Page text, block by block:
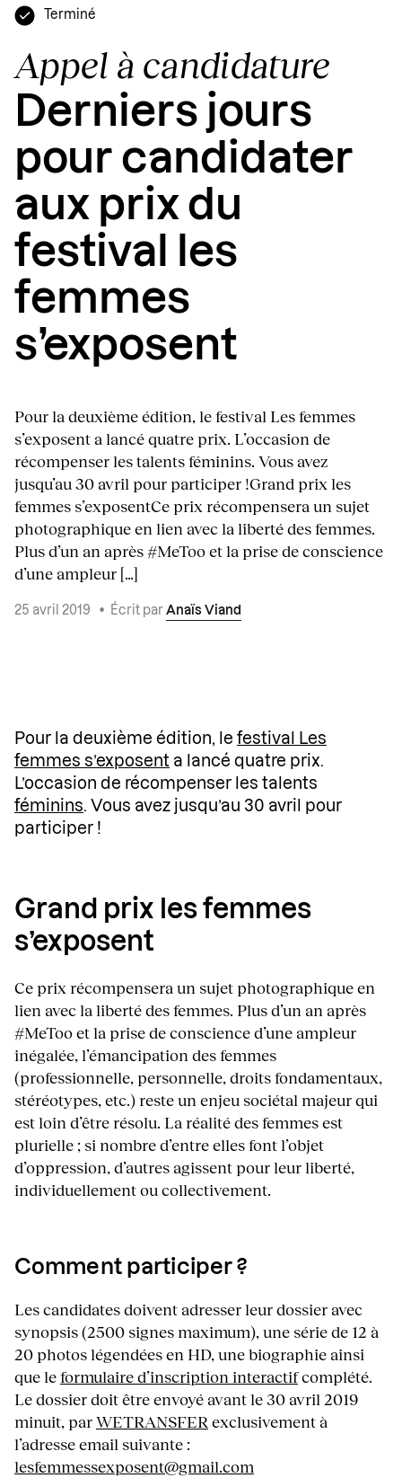
Terminé
Appel à candidature
Derniers jours
pour candidater
aux prix du
festival les
femmes
s’exposent
Pour la deuxième édition, le festival Les femmes
s’exposent a lancé quatre prix. L’occasion de
récompenser les talents féminins. Vous avez
jusqu’au 30 avril pour participer !Grand prix les
femmes s’exposentCe prix récompensera un sujet
photographique en lien avec la liberté des femmes.
Plus d’un an après #MeToo et la prise de conscience
d’une ampleur […]
25 avril 2019 • Écrit par Anaïs Viand
Pour la deuxième édition, le festival Les
femmes s’exposent a lancé quatre prix.
L’occasion de récompenser les talents
féminins. Vous avez jusqu’au 30 avril pour
participer !
Grand prix les femmes
s’exposent
Ce prix récompensera un sujet photographique en
lien avec la liberté des femmes. Plus d’un an après
#MeToo et la prise de conscience d’une ampleur
inégalée, l’émancipation des femmes
(professionnelle, personnelle, droits fondamentaux,
stéréotypes, etc.) reste un enjeu sociétal majeur qui
est loin d’être résolu. La réalité des femmes est
plurielle ; si nombre d’entre elles font l’objet
d’oppression, d’autres agissent pour leur liberté,
individuellement ou collectivement.
Comment participer ?
Les candidates doivent adresser leur dossier avec
synopsis (2500 signes maximum), une série de 12 à
20 photos légendées en HD, une biographie ainsi
que leformulaire d’inscription interactifcomplété.
Le dossier doit être envoyé avant le 30 avril 2019
minuit, parWETRANSFER exclusivement à
l’adresse email suivante :
lesfemmessexposent@gmail.com